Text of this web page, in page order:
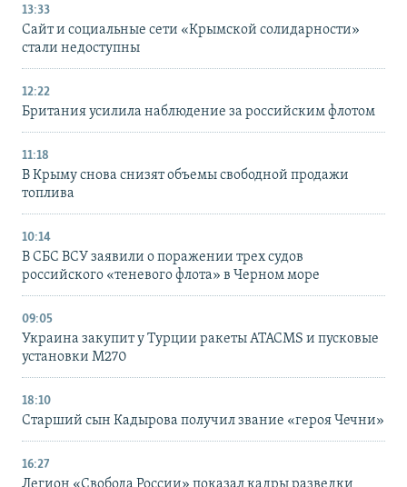
13:33
Сайт и социальные сети «Крымской солидарности»
стали недоступны
12:22
Британия усилила наблюдение за российским флотом
11:18
В Крыму снова снизят объемы свободной продажи
топлива
10:14
В СБС ВСУ заявили о поражении трех судов
российского «теневого флота» в Черном море
09:05
Украина закупит у Турции ракеты ATACMS и пусковые
установки M270
18:10
Старший сын Кадырова получил звание «героя Чечни»
16:27